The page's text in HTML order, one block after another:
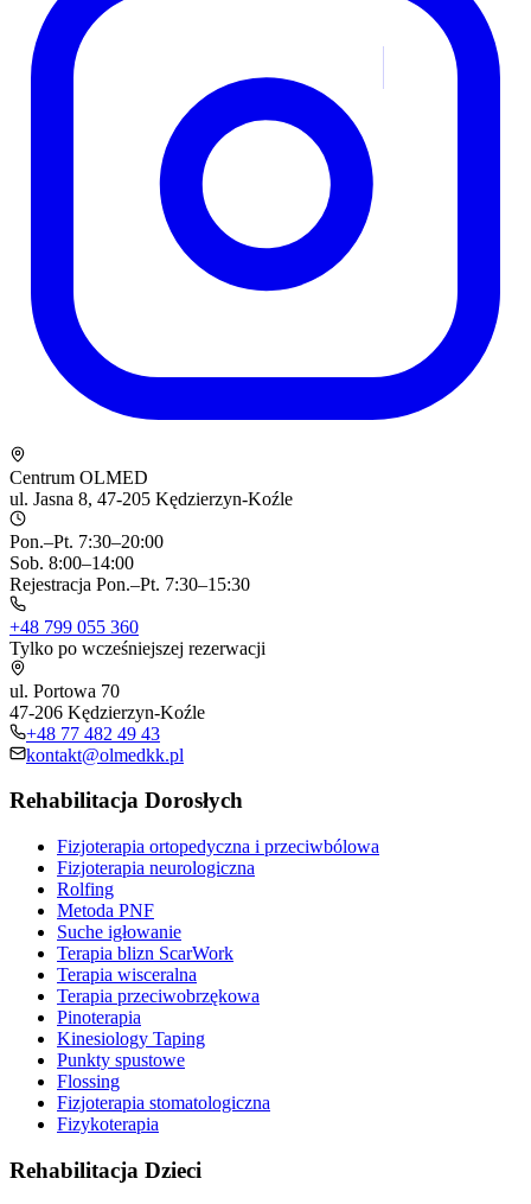
Centrum OLMED
ul. Jasna 8, 47-205 Kędzierzyn-Koźle
Pon.–Pt. 7:30–20:00
Sob. 8:00–14:00
Rejestracja Pon.–Pt. 7:30–15:30
+48 799 055 360
Tylko po wcześniejszej rezerwacji
ul. Portowa 70
47-206 Kędzierzyn-Koźle
+48 77 482 49 43
kontakt@olmedkk.pl
Rehabilitacja Dorosłych
Fizjoterapia ortopedyczna i przeciwbólowa
Fizjoterapia neurologiczna
Rolfing
Metoda PNF
Suche igłowanie
Terapia blizn ScarWork
Terapia wisceralna
Terapia przeciwobrzękowa
Pinoterapia
Kinesiology Taping
Punkty spustowe
Flossing
Fizjoterapia stomatologiczna
Fizykoterapia
Rehabilitacja Dzieci